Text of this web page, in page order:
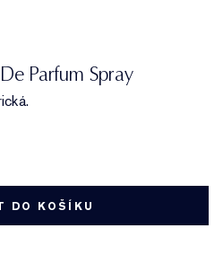
Parfum Spray
DO KOŠÍKU